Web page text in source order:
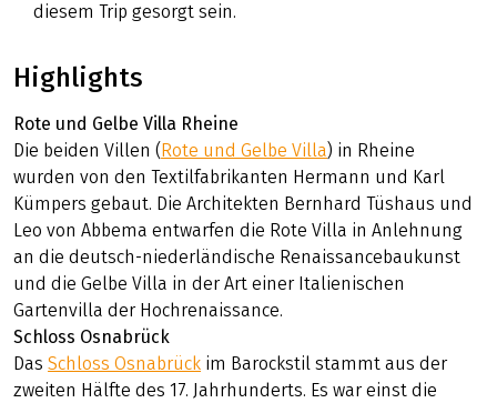
diesem Trip gesorgt sein.
Highlights
Rote und Gelbe Villa Rheine
Die beiden Villen ( Rote und Gelbe Villa) in Rheine
wurden von den Textilfabrikanten Hermann und Karl
Kümpers gebaut. Die Architekten Bernhard Tüshaus und
Leo von Abbema entwarfen die Rote Villa in Anlehnung
an die deutsch-niederländische Renaissancebaukunst
und die Gelbe Villa in der Art einer Italienischen
Gartenvilla der Hochrenaissance.
Schloss Osnabrück
DasSchloss Osnabrück im Barockstil stammt aus der
zweiten Hälfte des 17. Jahrhunderts. Es war einst die